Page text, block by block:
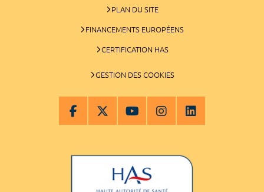
PLAN DU SITE
FINANCEMENTS EUROPÉENS
CERTIFICATION HAS
GESTION DES COOKIES